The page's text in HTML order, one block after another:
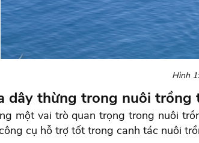
Hình
dây thừng trong nuôi trồng
một vai trò quan trọng trong nuôi
cụ hỗ trợ tốt trong canh tác nuôi